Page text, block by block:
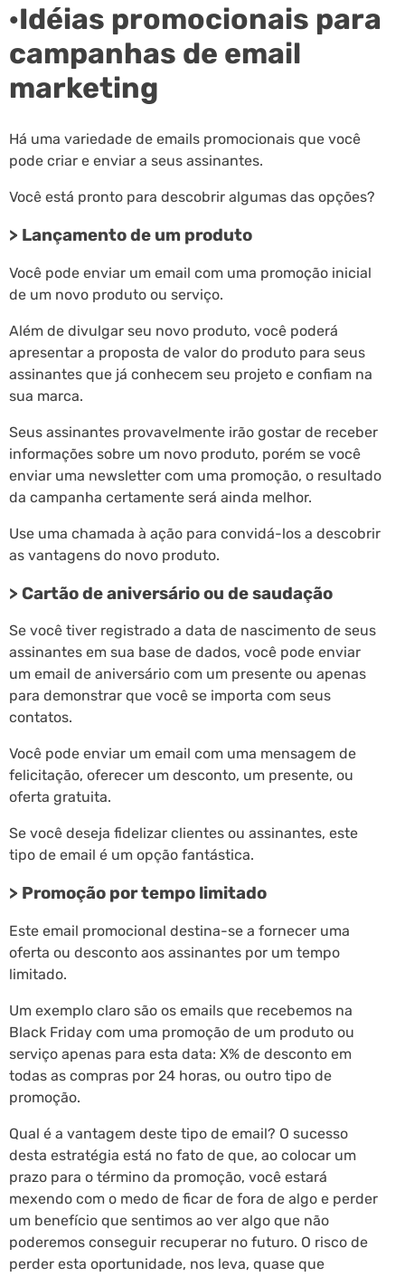
·Idéias promocionais para
campanhas de email
marketing
Há uma variedade de emails promocionais que você
pode criar e enviar a seus assinantes.
Você está pronto para descobrir algumas das opções?
> Lançamento de um produto
Você pode enviar um email com uma promoção inicial
de um novo produto ou serviço.
Além de divulgar seu novo produto, você poderá
apresentar a proposta de valor do produto para seus
assinantes que já conhecem seu projeto e confiam na
sua marca.
Seus assinantes provavelmente irão gostar de receber
informações sobre um novo produto, porém se você
enviar uma newsletter com uma promoção, o resultado
da campanha certamente será ainda melhor.
Use uma chamada à ação para convidá-los a descobrir
as vantagens do novo produto.
> Cartão de aniversário ou de saudação
Se você tiver registrado a data de nascimento de seus
assinantes em sua base de dados, você pode enviar
um email de aniversário com um presente ou apenas
para demonstrar que você se importa com seus
contatos.
Você pode enviar um email com uma mensagem de
felicitação, oferecer um desconto, um presente, ou
oferta gratuita.
Se você deseja fidelizar clientes ou assinantes, este
tipo de email é um opção fantástica.
> Promoção por tempo limitado
Este email promocional destina-se a fornecer uma
oferta ou desconto aos assinantes por um tempo
limitado.
Um exemplo claro são os emails que recebemos na
Black Friday com uma promoção de um produto ou
serviço apenas para esta data: X% de desconto em
todas as compras por 24 horas, ou outro tipo de
promoção.
Qual é a vantagem deste tipo de email? O sucesso
desta estratégia está no fato de que, ao colocar um
prazo para o término da promoção, você estará
mexendo com o medo de ficar de fora de algo e perder
um benefício que sentimos ao ver algo que não
poderemos conseguir recuperar no futuro. O risco de
perder esta oportunidade, nos leva, quase que